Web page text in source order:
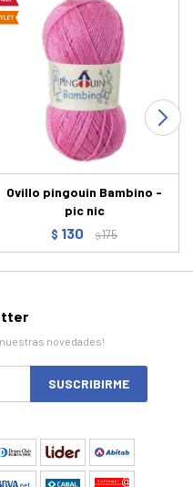
Ovillo pingouin Bambino -
pic nic
$ 130 $175
novedades!
SUSCRIBIRME